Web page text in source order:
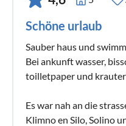
Schöne urlaub
Sauber haus und
Bei ankunft wasser,
toilletpaper und krauter
Es war nah an die
Klimno en Silo, Solino